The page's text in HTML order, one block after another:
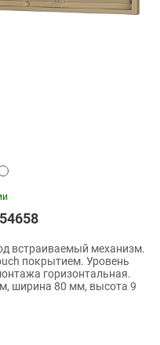
встраиваемый механизм.
покрытием. Уровень
горизонтальная.
ширина 80 мм, высота 9